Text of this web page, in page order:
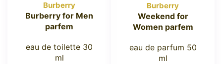
Burberry
Burberry for Men
parfem
eau de toilette 30
ml
Burberry
Weekend for
Women parfem
eau de parfum 50
ml